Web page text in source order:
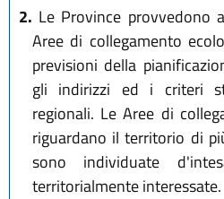
2. Le Province provvedono
Aree di collegamento
previsioni della
gli indirizzi ed i criteri
regionali. Le Aree di
riguardano il territorio di
sono individuate
territorialmente interessate.